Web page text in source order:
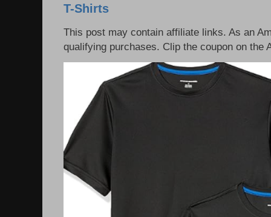
T-Shirts
This post may contain affiliate links. As an
qualifying purchases. Clip the coupon on the